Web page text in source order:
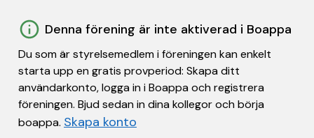
Denna förening är inte aktiverad i Boappa
Du som är styrelsemedlem i föreningen kan enkelt
starta upp en gratis provperiod: Skapa ditt
användarkonto, logga in i Boappa och registrera
föreningen. Bjud sedan in dina kollegor och börja
boappa. Skapa konto